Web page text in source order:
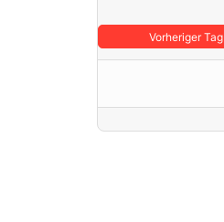
Vorheriger Tag